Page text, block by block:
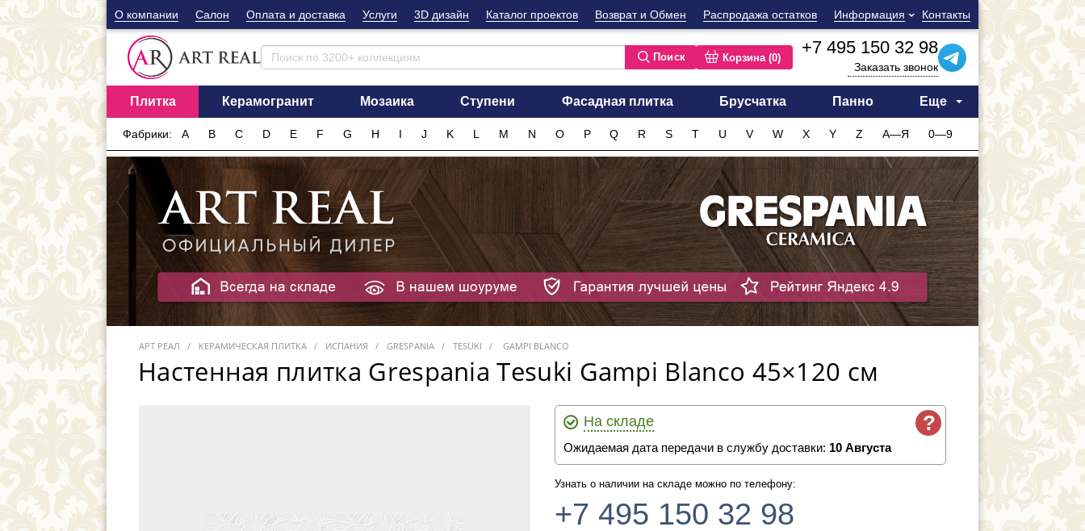
О компании Cалон Оплата и доставка Услуги 3D дизайн Каталог проектов Возврат и Обмен Распродажа остатков Информация Контакты
Поиск Корзина (0)
+7 495 150 32 98
Заказать звонок
Плитка Керамогранит Мозаика Ступени Фасадная плитка Брусчатка Панно Еще
Фабрики: A B C D E F G H I J K L M N O P Q R S T U V W X Y Z А—Я 0—9
АРТ РЕАЛ КЕРАМИЧЕСКАЯ ПЛИТКА ИСПАНИЯ GRESPANIA TESUKI GAMPI BLANCO
Настенная плитка Grespania Tesuki Gampi Blanco 45×120 см
?
На складе
Ожидаемая дата передачи в службу доставки: 10 Августа
Узнать о наличии на складе можно по телефону:
+7 495 150 32 98